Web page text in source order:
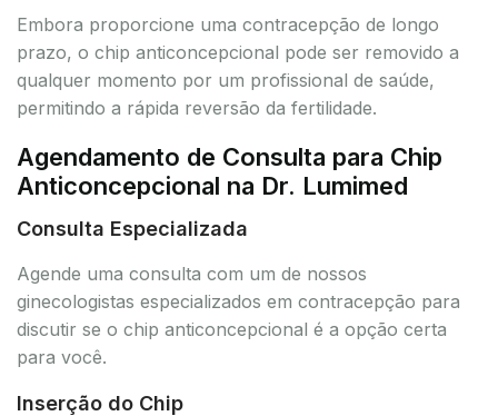
Embora proporcione uma contracepção de longo
prazo, o chip anticoncepcional pode ser removido a
qualquer momento por um profissional de saúde,
permitindo a rápida reversão da fertilidade.
Agendamento de Consulta para Chip
Anticoncepcional na Dr. Lumimed
Consulta Especializada
Agende uma consulta com um de nossos
ginecologistas especializados em contracepção para
discutir se o chip anticoncepcional é a opção certa
para você.
Inserção do Chip